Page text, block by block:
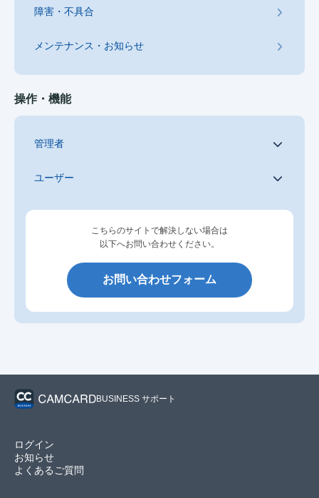
障害・不具合
メンテナンス・お知らせ
操作・機能
管理者
ユーザー
こちらのサイトで解決しない場合は
以下へお問い合わせください。
お問い合わせフォーム
BUSINESS サポート
ログイン
お知らせ
よくあるご質問